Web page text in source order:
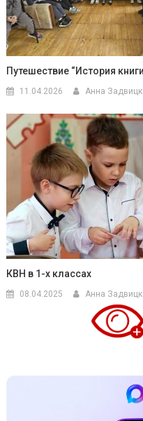
Путешествие “История
11.04.2026 Анна
КВН в 1-х классах
08.04.2025 Анна